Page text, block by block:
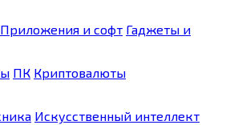
Приложения и софт Гаджеты и
ПК Криптовалюты
Искусственный интеллект